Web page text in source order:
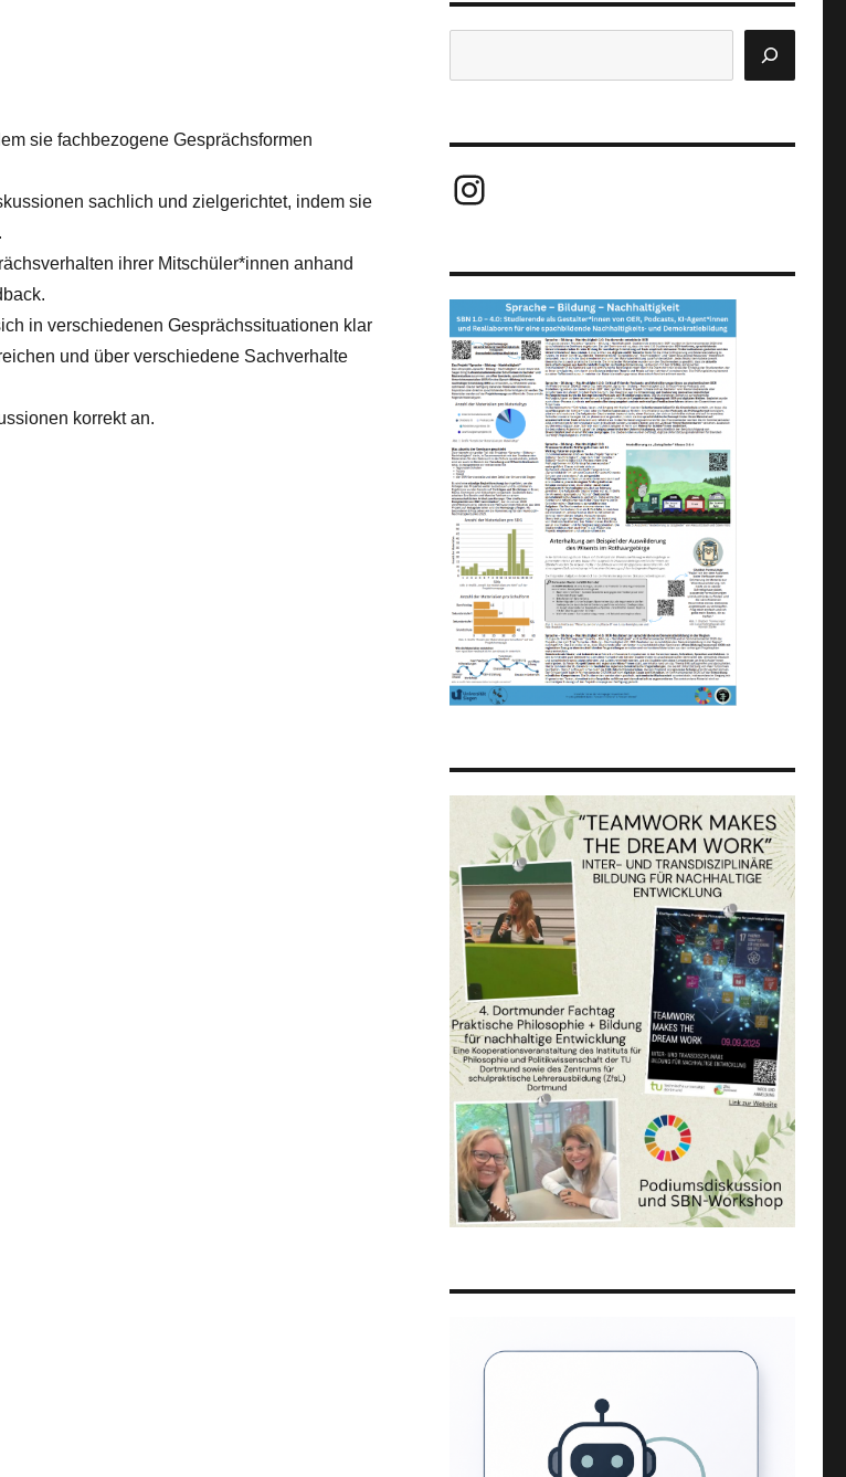
sie fachbezogene Gesprächsformen
sachlich und zielgerichtet, indem sie
ihrer Mitschüler*innen anhand
in verschiedenen Gesprächssituationen klar
und über verschiedene Sachverhalte
korrekt an.
Instagram